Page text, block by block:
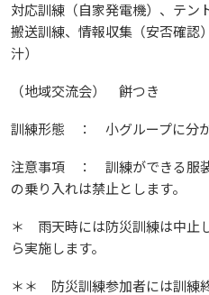
対応訓練（自家発電機）、テン
搬送訓練、情報収集（安否確認
汁）
（地域交流会） 餅つき
訓練形態 ： 小グループに分
注意事項 ： 訓練ができる服
の乗り入れは禁止とします。
＊ 雨天時には防災訓練は中止
ら実施します。
＊＊ 防災訓練参加者には訓練